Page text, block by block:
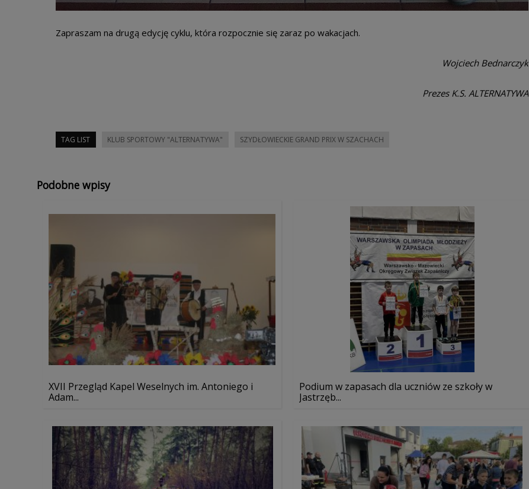
Zapraszam na drugą edycję cyklu, która rozpocznie się zaraz po wakacjach.
Wojciech Bednarczyk
Prezes K.S. ALTERNATYWA
TAG LIST KLUB SPORTOWY "ALTERNATYWA" SZYDŁOWIECKIE GRAND PRIX W SZACHACH
Podobne wpisy
XVII Przegląd Kapel Weselnych im. Antoniego i
Adam...
Podium w zapasach dla uczniów ze szkoły w
Jastrzęb...